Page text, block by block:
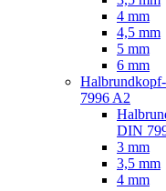
4 mm
4,5 mm
5 mm
6 mm
7996 A2
DIN
3 mm
3,5 mm
4 mm